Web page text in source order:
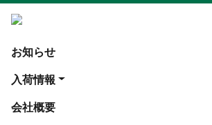
お知らせ
入荷情報
会社概要
神奈川県座間市ディズニー映
イクルショップ出張買取！ア
DVD＋BLU-RAY 2枚セット （
中古 MovieNEX ウィルスミス